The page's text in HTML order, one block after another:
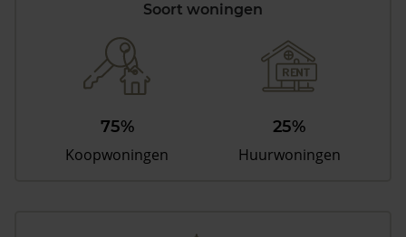
Soort woningen
75%
Koopwoningen
25%
Huurwoningen